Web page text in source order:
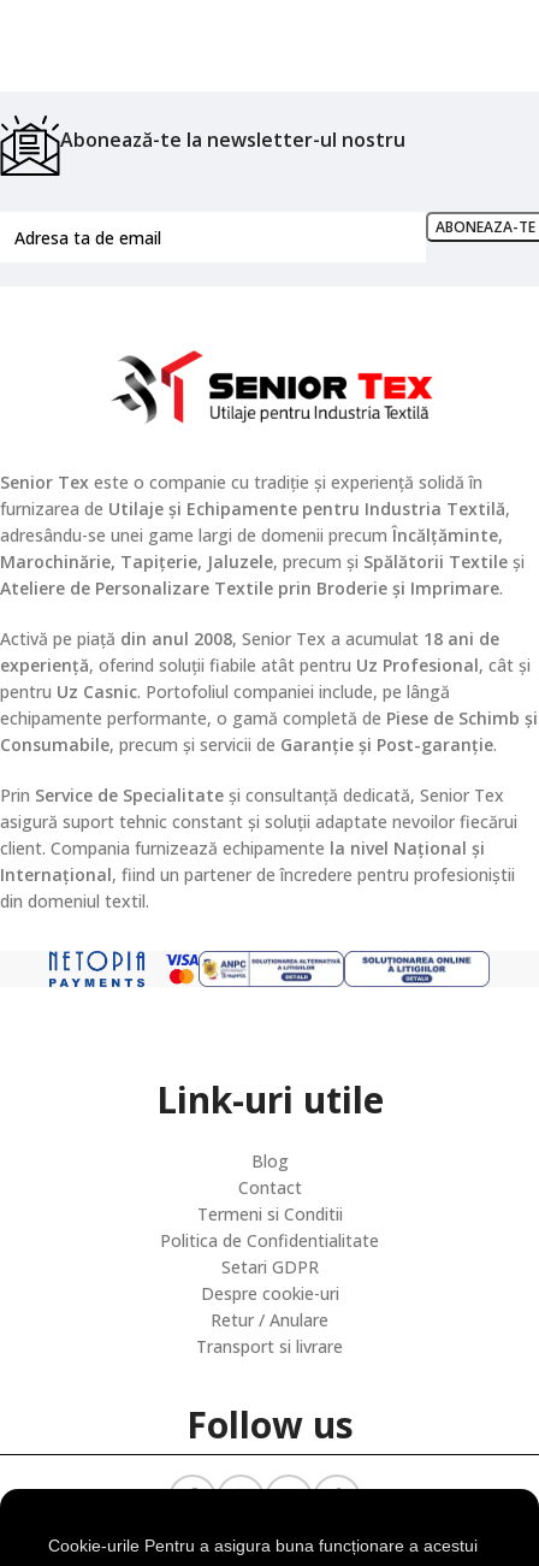
Abonează-te la newsletter-ul nostru
Senior Tex este o companie cu tradiție și experiență solidă în
furnizarea de Utilaje și Echipamente pentru Industria Textilă,
adresându-se unei game largi de domenii precum Încălțăminte,
Marochinărie, Tapițerie, Jaluzele, precum și Spălătorii Textile și
Ateliere de Personalizare Textile prin Broderie și Imprimare.
Activă pe piață din anul 2008, Senior Tex a acumulat 18 ani de
experiență, oferind soluții fiabile atât pentru Uz Profesional, cât și
pentru Uz Casnic. Portofoliul companiei include, pe lângă
echipamente performante, o gamă completă de Piese de Schimb și
Consumabile, precum și servicii de Garanție și Post-garanție.
Prin Service de Specialitate și consultanță dedicată, Senior Tex
asigură suport tehnic constant și soluții adaptate nevoilor fiecărui
client. Compania furnizează echipamente la nivel Național și
Internațional, fiind un partener de încredere pentru profesioniștii
din domeniul textil.
Link-uri utile
Blog
Contact
Termeni si Conditii
Politica de Confidentialitate
Setari GDPR
Despre cookie-uri
Retur / Anulare
Transport si livrare
Follow us
Cookie-urile Pentru a asigura buna funcționare a acestui